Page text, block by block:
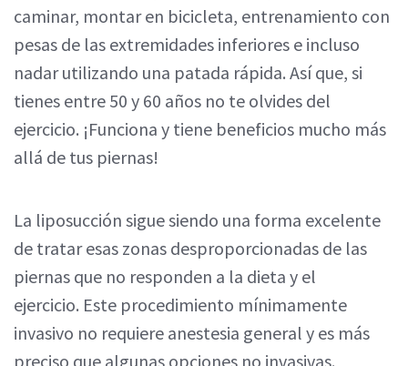
caminar, montar en bicicleta, entrenamiento con
pesas de las extremidades inferiores e incluso
nadar utilizando una patada rápida. Así que, si
tienes entre 50 y 60 años no te olvides del
ejercicio. ¡Funciona y tiene beneficios mucho más
allá de tus piernas!
La liposucción sigue siendo una forma excelente
de tratar esas zonas desproporcionadas de las
piernas que no responden a la dieta y el
ejercicio. Este procedimiento mínimamente
invasivo no requiere anestesia general y es más
preciso que algunas opciones no invasivas.